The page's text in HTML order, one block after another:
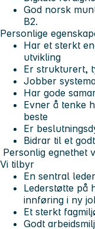
God norsk
B2.
Personlige
Har et sterkt
utvikling
Er strukturert,
Jobber
Har gode
Evner å tenke
beste
Er
Bidrar til et
Personlig egnethet
Vi tilbyr
En sentral
Lederstøtte på
innføring i ny
Et sterkt
Godt